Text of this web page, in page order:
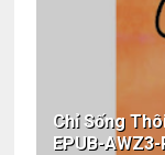
Chỉ Sống
EPUB-